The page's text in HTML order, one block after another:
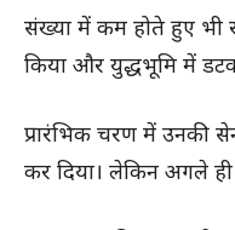
संख्या में कम होते हुए भी
किया और युद्धभूमि में
प्रारंभिक चरण में उनकी
कर दिया। लेकिन अगले ही